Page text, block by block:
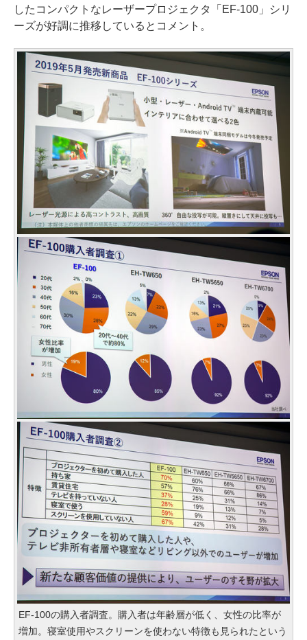
したコンパクトなレーザープロジェクタ「EF-100」シリ
ーズが好調に推移しているとコメント。
EF-100の購入者調査。購入者は年齢層が低く、女性の比率が
増加。寝室使用やスクリーンを使わない特徴も見られたという